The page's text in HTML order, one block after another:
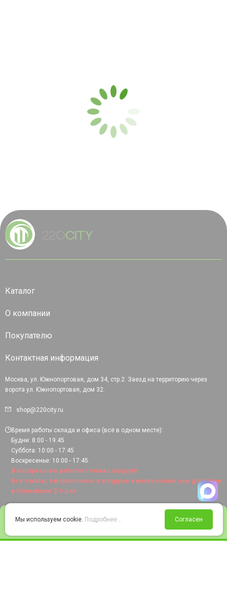
Войти Избранное Корзина
Каталог
О компании
Покупателю
Контактная информация
Москва, ул. Южнопортовая, дом 34, стр.2. Заезд на территорию через
ворота ул. Южнопортовая, дом 32.
shop@220city.ru
Время работы склада и офиса (всё в одном месте):
Будни: 8:00 - 19:45
Суббота: 10:00 - 17:45
Воскресенье: 10:00 - 17:45.
В воскресенье работает только шоурум!
Все заказы, оформленные в шоуруме в воскресенье, мы доставим
в ближайшие 2-3 дня.
Мы используем cookie. Подробнее... Согласен